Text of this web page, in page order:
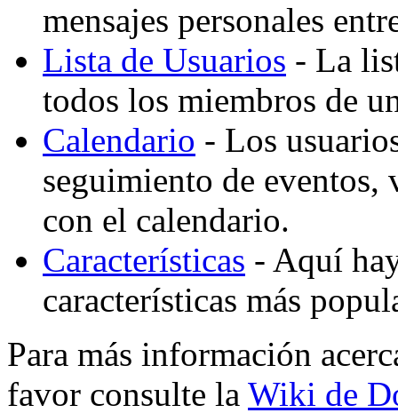
mensajes personales
Lista de Usuarios - La
todos los miembros de
Calendario - Los
seguimiento de eventos,
con el calendario.
Características - Aquí
características más
Para más información
favor consulte la Wiki de